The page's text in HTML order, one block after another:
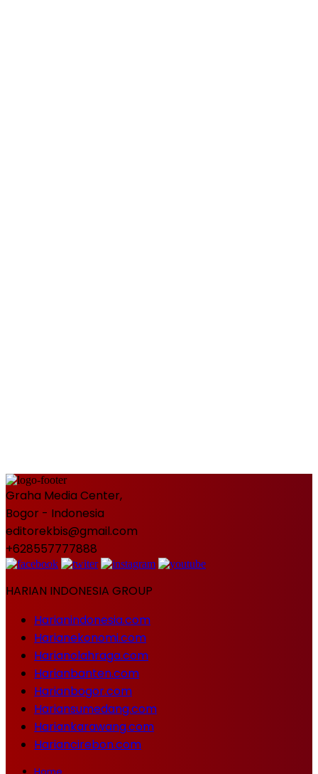
Graha Media Center,
Bogor - Indonesia
editorekbis@gmail.com
+628557777888
HARIAN INDONESIA GROUP
Harianindonesia.com
Harianekonomi.com
Harianolahraga.com
Harianbanten.com
Harianbogor.com
Hariansumedang.com
Hariankarawang.com
Hariancirebon.com
Home